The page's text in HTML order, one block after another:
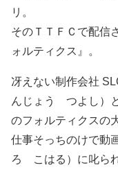
リ。
そのＴＴＦＣで配信
ォルティクス』。
冴えない制作会社
んじょう つよし）
のフォルティクスの
仕事そっちのけで動
ろ こはる）に叱ら